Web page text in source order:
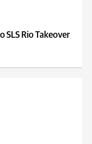
SLS Rio Takeover